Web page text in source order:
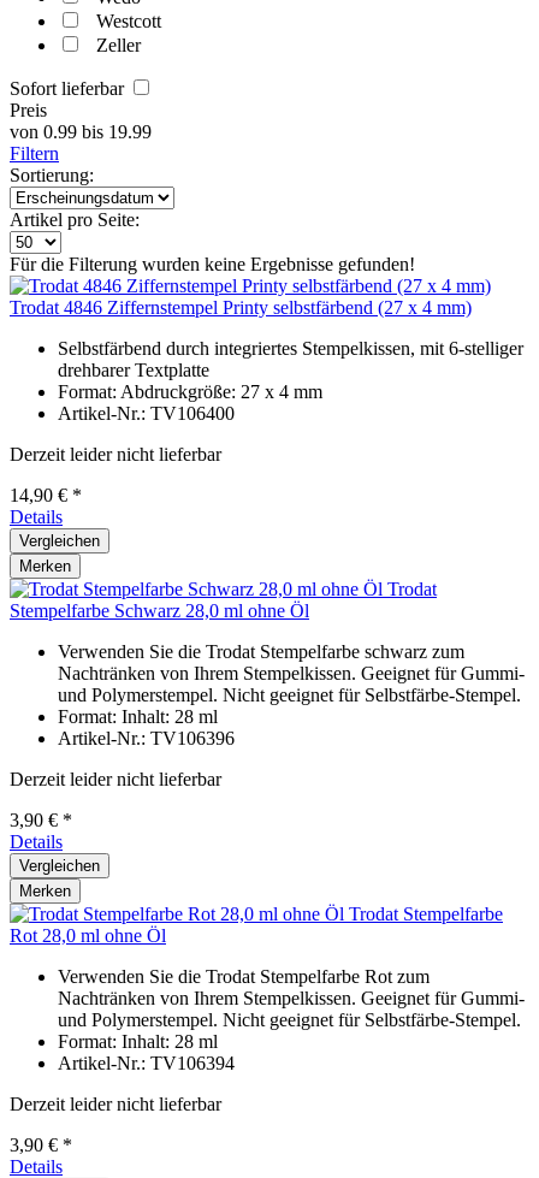
Westcott
Zeller
Sofort lieferbar
Preis
von 0.99 bis 19.99
Filtern
Sortierung:
Artikel pro Seite:
Für die Filterung wurden keine Ergebnisse gefunden!
Trodat 4846 Ziffernstempel Printy selbstfärbend (27 x 4 mm)
Selbstfärbend durch integriertes Stempelkissen, mit 6-stelliger
drehbarer Textplatte
Format: Abdruckgröße: 27 x 4 mm
Artikel-Nr.: TV106400
Derzeit leider nicht lieferbar
14,90 € *
Details
Vergleichen
Merken
Trodat
Stempelfarbe Schwarz 28,0 ml ohne Öl
Verwenden Sie die Trodat Stempelfarbe schwarz zum
Nachtränken von Ihrem Stempelkissen. Geeignet für Gummi-
und Polymerstempel. Nicht geeignet für Selbstfärbe-Stempel.
Format: Inhalt: 28 ml
Artikel-Nr.: TV106396
Derzeit leider nicht lieferbar
3,90 € *
Details
Vergleichen
Merken
Trodat Stempelfarbe
Rot 28,0 ml ohne Öl
Verwenden Sie die Trodat Stempelfarbe Rot zum
Nachtränken von Ihrem Stempelkissen. Geeignet für Gummi-
und Polymerstempel. Nicht geeignet für Selbstfärbe-Stempel.
Format: Inhalt: 28 ml
Artikel-Nr.: TV106394
Derzeit leider nicht lieferbar
3,90 € *
Details